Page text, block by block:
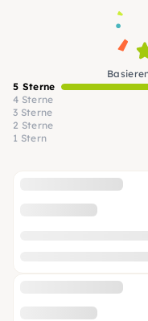
5 Sterne
4 Sterne
3 Sterne
2 Sterne
1 Stern